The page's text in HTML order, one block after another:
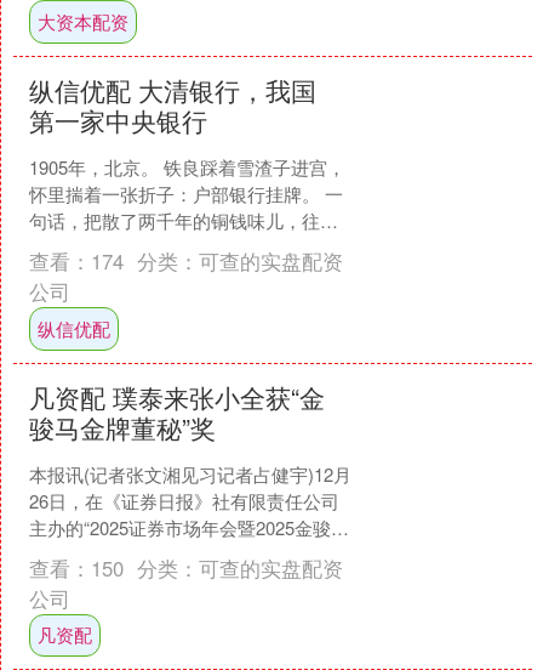
大资本配资
纵信优配 大清银行，我国
第一家中央银行
1905年，北京。 铁良踩着雪渣子进宫，
怀里揣着一张折子：户部银行挂牌。 一
句话，把散了两千年的铜钱味儿，往中
央笼子里赶。 这不是生意，是抢钱。 抢
谁的？各省藩....
查看： 174 分类： 可查的实盘配资
公司
纵信优配
凡资配 璞泰来张小全获“金
骏马金牌董秘”奖
本报讯(记者张文湘见习记者占健宇)12月
26日，在《证券日报》社有限责任公司
主办的“2025证券市场年会暨2025金骏马
颁奖典礼”上，上海璞泰来（603659）....
查看： 150 分类： 可查的实盘配资
公司
凡资配